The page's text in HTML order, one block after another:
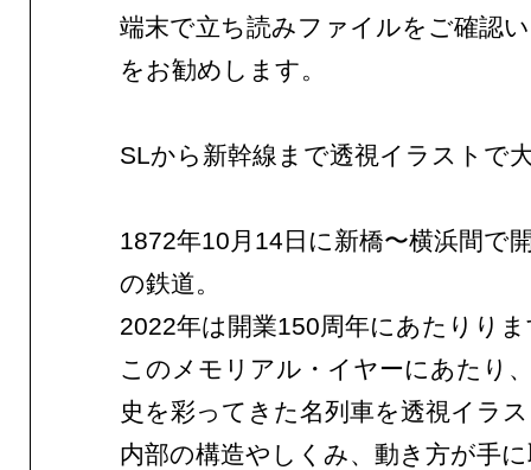
端末で立ち読みファイルをご確認
をお勧めします。
SLから新幹線まで透視イラストで
1872年10月14日に新橋〜横浜間で
の鉄道。
2022年は開業150周年にあたりり
このメモリアル・イヤーにあたり
史を彩ってきた名列車を透視イラ
内部の構造やしくみ、動き方が手